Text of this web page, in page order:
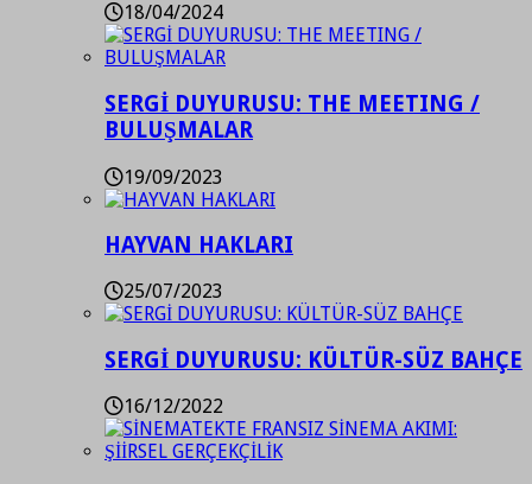
18/04/2024
SERGİ DUYURUSU: THE MEETING /
BULUŞMALAR
19/09/2023
HAYVAN HAKLARI
25/07/2023
SERGİ DUYURUSU: KÜLTÜR-SÜZ BAHÇE
16/12/2022